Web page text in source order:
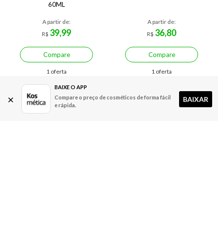
60ML
A partir de:
R$ 39,99
Compare
1 oferta
A partir de:
R$ 36,80
Compare
1 oferta
BAIXE O APP
Compare o preço de cosméticos de forma fácil
e rápida.
BAIXAR